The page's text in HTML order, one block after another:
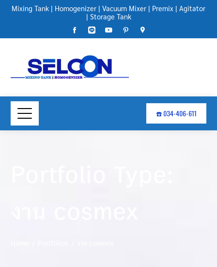
Mixing Tank | Homogenizer | Vacuum Mixer | Premix | Agitator
| Storage Tank
☎️ 034-406-611